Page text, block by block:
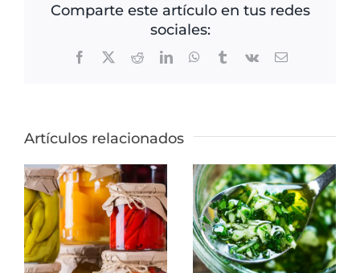
Comparte este artículo en tus redes
sociales:
Facebook
X RedditLinkedInWhatsApp
TumblrVk
Correo
Artículos relacionados